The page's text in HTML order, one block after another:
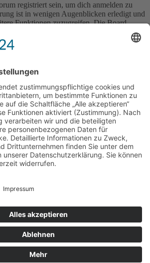
registriert sein, um dich anmelden zu
ist in wenigen Augenblicken erledigt und
Funktionen zuzugreifen. Die Board-
Benutzern auch zusätzliche
Beachte bitte unsere
und die verwandten Regelungen, bevor du
Board bewegst.
|Datenschutzerklärung
UTC+02:00
Software © phpBB Limited
Usage: 10.36 MiB | GZIP: Off